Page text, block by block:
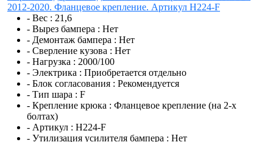
2012-2020. Фланцевое крепление. Артикул H224-F
- Вес : 21,6
- Вырез бампера : Нет
- Демонтаж бампера : Нет
- Сверление кузова : Нет
- Нагрузка : 2000/100
- Электрика : Приобретается отдельно
- Блок согласования : Рекомендуется
- Тип шара : F
- Крепление крюка : Фланцевое крепление (на 2-х
болтах)
- Артикул : H224-F
- Утилизация усилителя бампера : Нет